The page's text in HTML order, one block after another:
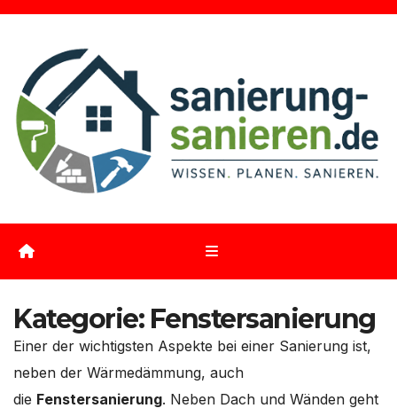
Zum
springen
Kategorie: Fenstersanierung
Einer der wichtigsten Aspekte bei einer Sanierung ist,
neben der Wärmedämmung, auch
die Fenstersanierung. Neben Dach und Wänden geht